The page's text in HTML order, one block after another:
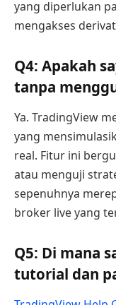
yang diperlukan
mengakses
Q4: Apakah
tanpa
Ya. TradingView
yang
real. Fitur ini
atau menguji
sepenuhnya
broker live yang
Q5: Di mana
tutorial dan